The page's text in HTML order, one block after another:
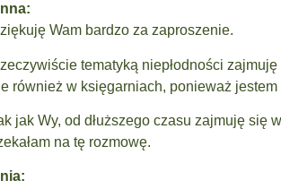
Wam bardzo za zaproszenie.
tematyką niepłodności
również w księgarniach, ponieważ jestem
jak Wy, od dłuższego czasu zajmuję się
na tę rozmowę.